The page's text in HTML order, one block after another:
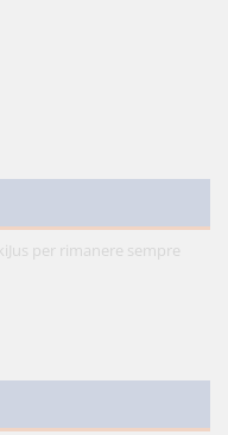
per rimanere sempre